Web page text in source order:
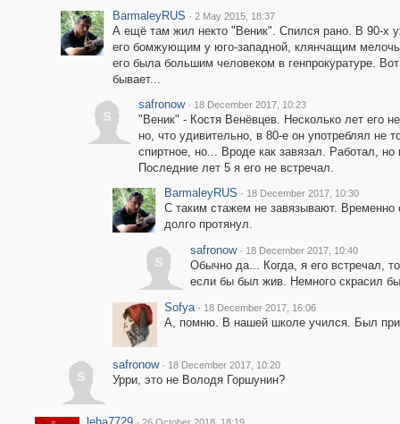
BarmaleyRUS · 2 May 2015, 18:37
А ещё там жил некто "Веник". Спился рано. В 90-х
его бомжующим у юго-западной, клянчащим
его была большим человеком в генпрокуратуре. Вот
бывает...
s
safronow · 18 December 2017, 10:23
"Веник" - Костя Венёвцев. Несколько лет его
но, что удивительно, в 80-е он употреблял не
спиртное, но... Вроде как завязал. Работал, но
Последние лет 5 я его не встречал.
BarmaleyRUS · 18 December 2017, 10:30
C таким стажем не завязывают. Временно
долго протянул.
s
safronow · 18 December 2017, 10:40
Обычно да... Когда, я его встречал,
если бы был жив. Немного скрасил
Sofya · 18 December 2017, 16:06
А, помню. В нашей школе учился. Был
s
safronow · 18 December 2017, 10:20
Урри, это не Володя Горшунин?